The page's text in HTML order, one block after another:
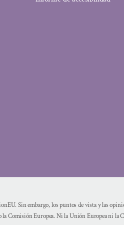
Sin embargo, los puntos de vista y las
la Comisión Europea. Ni la Unión Europea ni la